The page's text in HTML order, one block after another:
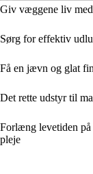
Giv væggene liv
Sørg for effektiv
Få en jævn og glat
Det rette udstyr til
Forlæng levetiden på
pleje